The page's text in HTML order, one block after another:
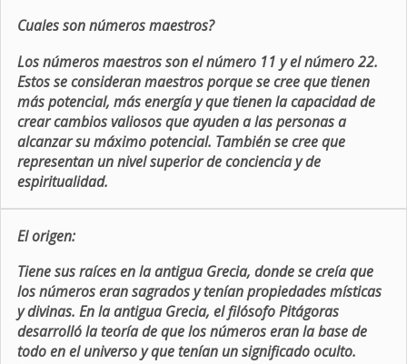
Cuales son números maestros?
Los números maestros son el número 11 y el número 22.
Estos se consideran maestros porque se cree que tienen
más potencial, más energía y que tienen la capacidad de
crear cambios valiosos que ayuden a las personas a
alcanzar su máximo potencial. También se cree que
representan un nivel superior de conciencia y de
espiritualidad.
El origen:
Tiene sus raíces en la antigua Grecia, donde se creía que
los números eran sagrados y tenían propiedades místicas
y divinas. En la antigua Grecia, el filósofo Pitágoras
desarrolló la teoría de que los números eran la base de
todo en el universo y que tenían un significado oculto.